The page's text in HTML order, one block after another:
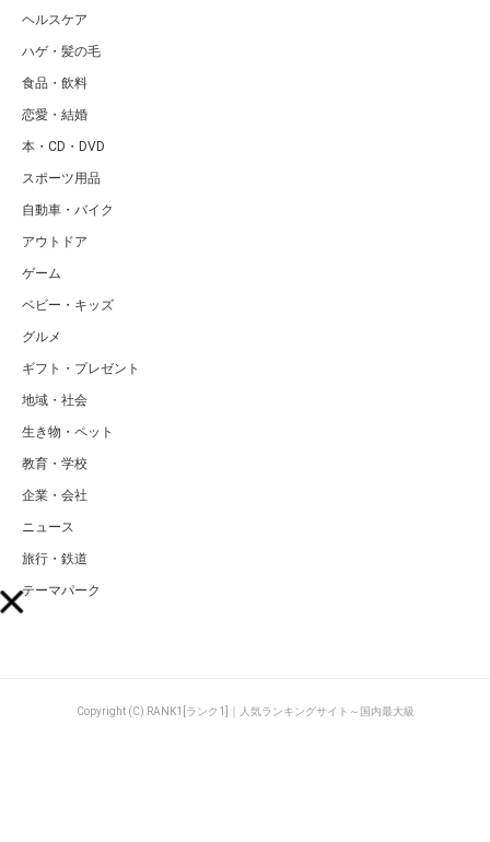
ヘルスケア
ハゲ・髪の毛
食品・飲料
恋愛・結婚
本・CD・DVD
スポーツ用品
自動車・バイク
アウトドア
ゲーム
ベビー・キッズ
グルメ
ギフト・プレゼント
地域・社会
生き物・ペット
教育・学校
企業・会社
ニュース
旅行・鉄道
テーマパーク
Copyright (C) RANK1[ランク1]｜人気ランキングサイト～国内最大級